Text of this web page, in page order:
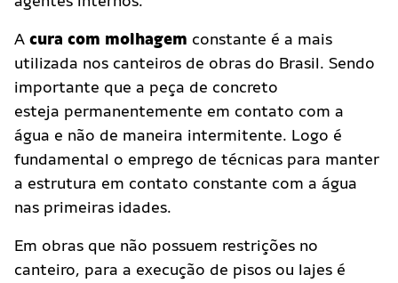
A cura com molhagem constante é a mais
utilizada nos canteiros de obras do Brasil. Sendo
importante que a peça de concreto
esteja permanentemente em contato com a
água e não de maneira intermitente. Logo é
fundamental o emprego de técnicas para manter
a estrutura em contato constante com a água
nas primeiras idades.
Em obras que não possuem restrições no
canteiro, para a execução de pisos ou lajes é